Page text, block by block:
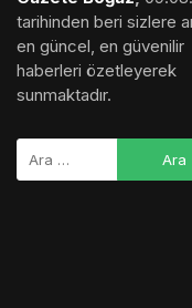
tarihinden beri sizlere
en güncel, en güvenilir
haberleri özetleyerek
sunmaktadır.